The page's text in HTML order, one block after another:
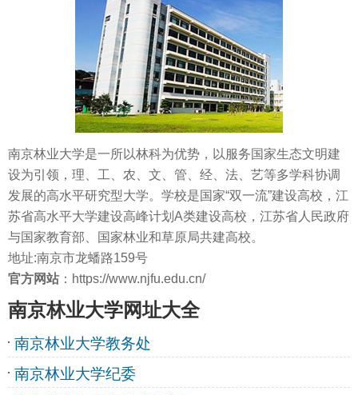
南京林业大学是一所以林科为优势，以服务国家生态文明建
设为引领，理、工、农、文、管、经、法、艺等多学科协调
发展的高水平研究型大学。学校是国家“双一流”建设高校，江
苏省高水平大学建设高峰计划A类建设高校，江苏省人民政府
与国家教育部、国家林业和草原局共建高校。
地址:南京市龙蟠路159号
官方网站 ：https://www.njfu.edu.cn/
南京林业大学网址大全
南京林业大学教务处
南京林业大学纪委